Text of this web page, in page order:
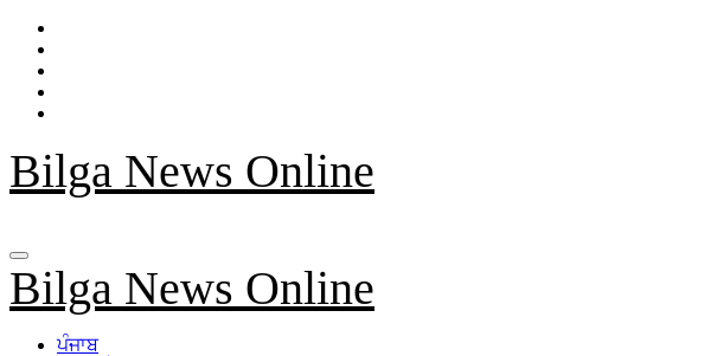
Bilga News Online
Bilga News Online
ਪੰਜਾਬ